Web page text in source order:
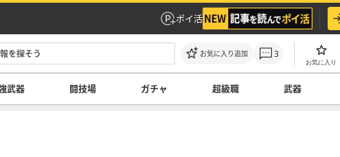
ポイ活
お気に入り追加 3
お気に入り
武器 闘技場 ガチャ 超級職 武器